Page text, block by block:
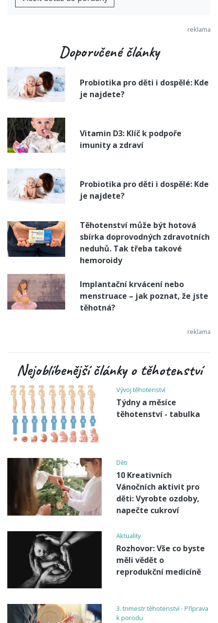
Doporučené články
Probiotika pro děti i dospělé: Kde
je najdete?
Vitamin D3: Klíč k podpoře
imunity a zdraví
Probiotika pro děti i dospělé: Kde
je najdete?
Těhotenství může být hotová
sbírka doprovodných zdravotních
neduhů. Tak třeba takové
hemoroidy
Implantační krvácení nebo
menstruace – jak poznat, že jste
těhotná?
Nejoblíbenější články o těhotenství
Vývoj těhotenství
Týdny a měsíce
těhotenství - tabulka
Děti
10 Kreativních
Vánočních aktivit pro
děti: Vyrobte ozdoby,
napečte cukroví
Aktuality
Rozhovor: Vše co byste
měli vědět o
reprodukční medicíně
3. trimestr těhotenství - Příprava
k porodu